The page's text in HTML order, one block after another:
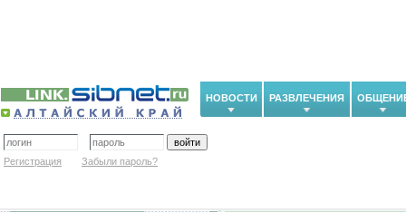
НОВОСТИ РАЗВЛЕЧЕНИЯ
Регистрация Забыли пароль?